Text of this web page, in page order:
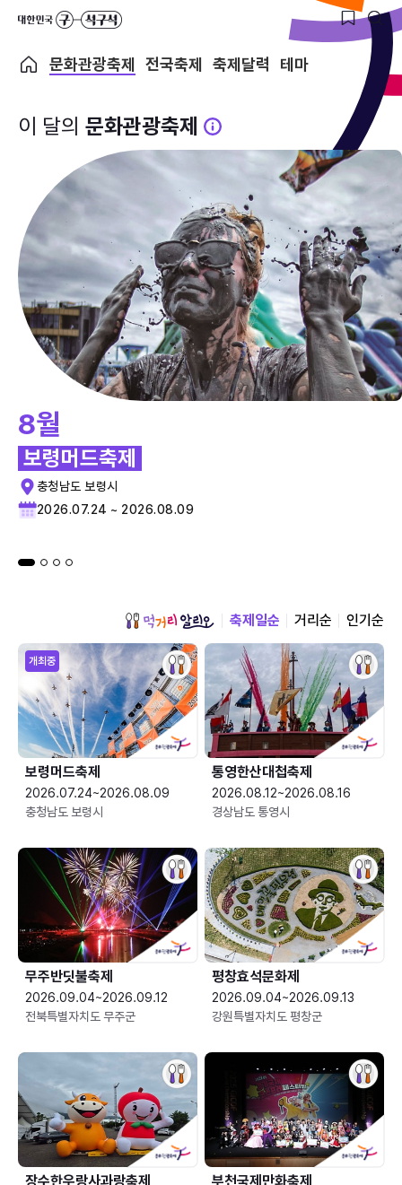
문화관광축제 전국축제 축제달력 테마
이 달의 문화관광축제
8월
보령머드축제
충청남도 보령시
2026.07.24 ~ 2026.08.09
축제일순 거리순 인기순
개최중
보령머드축제
2026.07.24~2026.08.09
충청남도 보령시
통영한산대첩축제
2026.08.12~2026.08.16
경상남도 통영시
무주반딧불축제
2026.09.04~2026.09.12
전북특별자치도 무주군
평창효석문화제
2026.09.04~2026.09.13
강원특별자치도 평창군
장수한우랑사과랑축제 부천국제만화축제